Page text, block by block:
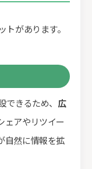
があります。
きるため、 広
ェアやリツイー
自然に情報を拡